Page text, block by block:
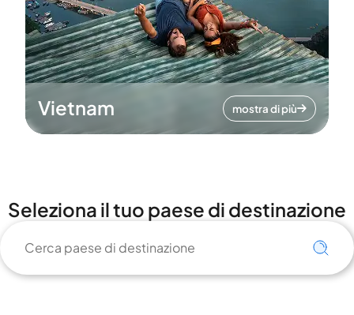
Vietnam mostra di più
Seleziona il tuo paese di destinazione